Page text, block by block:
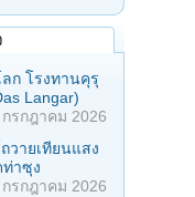
ก โรงทานคุรุ
Langar)
รกฎาคม 2026
วายเทียนแสง
ท่าซุง
รกฎาคม 2026